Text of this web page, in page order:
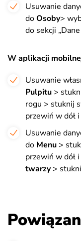
Usuwanie
doOsoby>
do sekcji
W aplikacji
Usuwanie
Pulpitu >
rogu > stuknij
przewiń w dół
Usuwanie
do Menu >
przewiń w dół
twarzy>